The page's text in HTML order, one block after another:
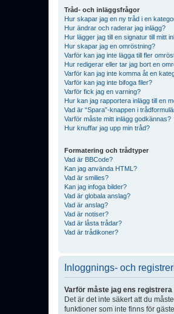
Tråd- och inläggsfrågor
Hur skapar jag en ny tråd i en
Hur ändrar och raderar jag inlägg?
Hur lägger jag till en signatur till mitt
Hur skapar jag en omröstning?
Varför kan jag inte lägga till fler
Hur redigerar eller tar jag bort en
Varför kan jag inte komma åt en
Varför kan jag inte bifoga filer?
Varför fick jag en varning?
Hur kan jag rapportera inlägg till en
Vad är “Spara”-knappen i
Varför måste mitt inlägg godkännas?
Hur knuffar jag upp min tråd?
Formatering och trådtyper
Vad är BBCode?
Kan jag använda HTML?
Vad är smilies?
Kan jag infoga bilder?
Vad är globala anslag?
Vad är anslag?
Vad är notiser?
Vad är låsta trådar?
Vad är trådikoner?
Inloggnings- och
Varför måste jag ens registrera
Det är det inte säkert att du
funktioner som inte finns för